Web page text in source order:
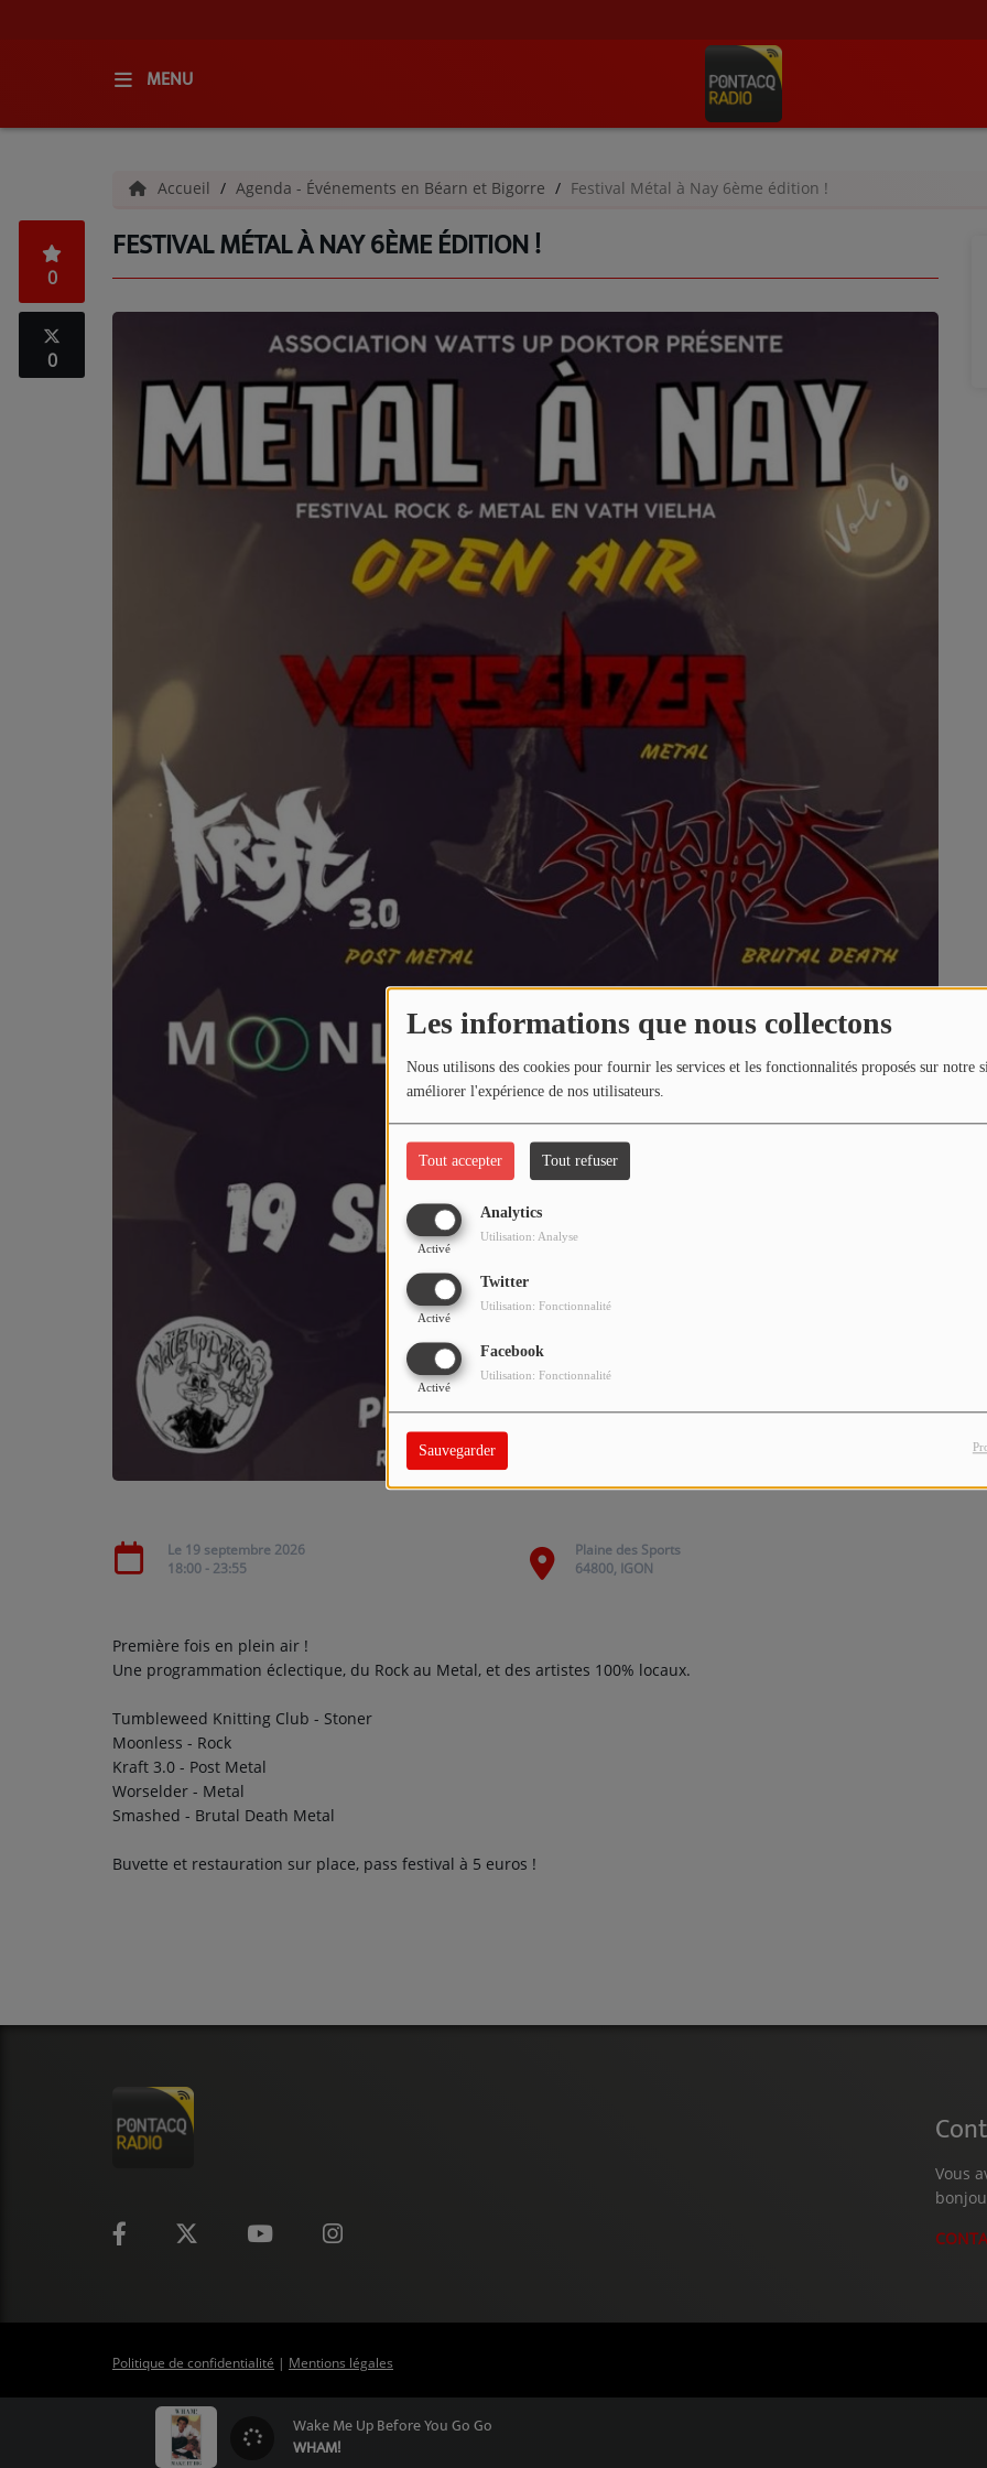
Les informations que nous collectons
Nous utilisons des cookies pour fournir les services et les fonctionnalités proposés sur notre
améliorer l'expérience de nos utilisateurs.
Tout accepter Tout refuser
Analytics
Activé
Utilisation: Analyse
Twitter
Activé
Utilisation: Fonctionnalité
Facebook
Activé
Utilisation: Fonctionnalité
Sauvegarder
MENU
Wake Me Up Before You Go Go
WHAM!
QUI SOMMES-NOUS ?
GRILLE DES PROGRAMMES
C'ÉTAIT QUOI CE TITRE ?
VOTRE PUBLICITÉ SUR PONTACQ RADIO
LOCATION DE STUDIOS
ÉDUCATION AUX MÉDIAS ET À
EN QUOI ÇA CONSISTE ?
ÉCOUTEZ LES PRODUCTIONS
CRÉATIONS AUDIOVISUELLES
VIDÉOS | L’ŒIL DE L'OIE
Accueil Agenda - Événements en Béarn et Bigorre Festival Métal à Nay 6ème édition !
FESTIVAL MÉTAL À NAY 6ÈME ÉDITION !
0
0
Le 19 septembre 2026
18:00 - 23:55
Plaine des Sports
64800, IGON
Première fois en plein air !
Une programmation éclectique, du Rock au Metal, et des artistes 100% locaux.
Tumbleweed Knitting Club - Stoner
Moonless - Rock
Kraft 3.0 - Post Metal
Worselder - Metal
Smashed - Brutal Death Metal
Buvette et restauration sur place, pass festival à 5 euros !
Vous
Politique de confidentialité | Mentions légales